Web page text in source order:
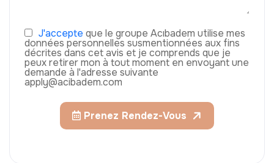
J'accepte que le groupe Acıbadem utilise mes
données personnelles susmentionnées aux fins
décrites dans cet avis et je comprends que je
peux retirer mon à tout moment en envoyant une
demande à l'adresse suivante
apply@acibadem.com
Prenez Rendez-Vous